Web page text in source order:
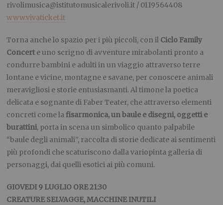
rivolimusica@istitutomusicalerivoli.it / 0119564408
www.vivaticket.it
Torna anche lo spazio per i più piccoli, con il Ciclo Family
Concerte uno scrigno di avventure mirabolanti pronto a
condurre bambini e adulti in un viaggio attraverso terre
lontane e vicine, montagne e savane, per conoscere animali
meravigliosi e storie entusiasmanti. Al timone la poetica
delicata e sognante di Faber Teater, che attraverso elementi
concreti come lafisarmonica, un baule e disegni, oggetti e
burattini, porta in scena un simbolico quanto palpabile
“baule degli animali”, raccolta di storie dedicate ai sentimenti
più profondi che scaturiscono dalla variopinta galleria di
personaggi, dai quelli esotici ai più comuni.
GIOVEDI 9 LUGLIO ORE 21:30
CREATURE SELVAGGE, MACCHINE INUTILI